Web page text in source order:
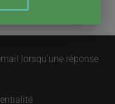
lorsqu’une réponse